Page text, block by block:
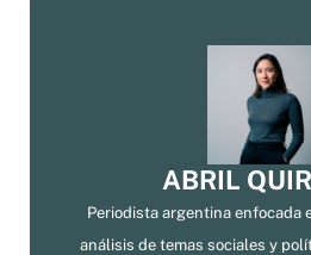
ABRIL
Periodista argentina enfocada
análisis de temas sociales y